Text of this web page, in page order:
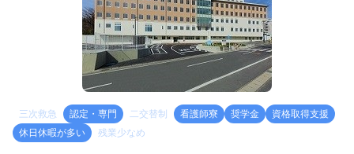
三次救急 認定・専門 二交替制 看護師寮 奨学金
資格取得支援
休日休暇が多い
残業少なめ